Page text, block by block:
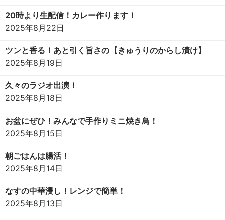
20時より生配信！カレー作ります！
2025年8月22日
ツンと香る！あと引く旨さの【きゅうりのからし漬け】
2025年8月19日
久々のラジオ出演！
2025年8月18日
お盆にぜひ！みんなで手作りミニ焼き鳥！
2025年8月15日
朝ごはんは腸活！
2025年8月14日
なすの中華浸し！レンジで簡単！
2025年8月13日